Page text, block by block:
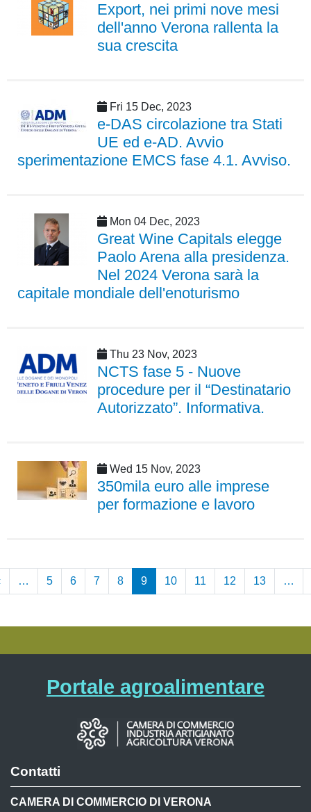
Export, nei primi nove mesi
dell'anno Verona rallenta la
sua crescita
Fri 15 Dec, 2023
e-DAS circolazione tra Stati
UE ed e-AD. Avvio
sperimentazione EMCS fase 4.1. Avviso.
Mon 04 Dec, 2023
Great Wine Capitals elegge
Paolo Arena alla presidenza.
Nel 2024 Verona sarà la
capitale mondiale dell'enoturismo
Thu 23 Nov, 2023
NCTS fase 5 - Nuove
procedure per il “Destinatario
Autorizzato”. Informativa.
Wed 15 Nov, 2023
350mila euro alle imprese
per formazione e lavoro
Pagination
Previous
page
… 5 6 7 8 9 10 11 12 13 …
Portale agroalimentare
Contatti
CAMERA DI COMMERCIO DI VERONA